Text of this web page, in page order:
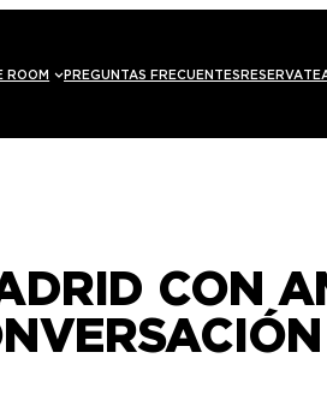
ROOM PREGUNTAS FRECUENTES RESERVA
CON